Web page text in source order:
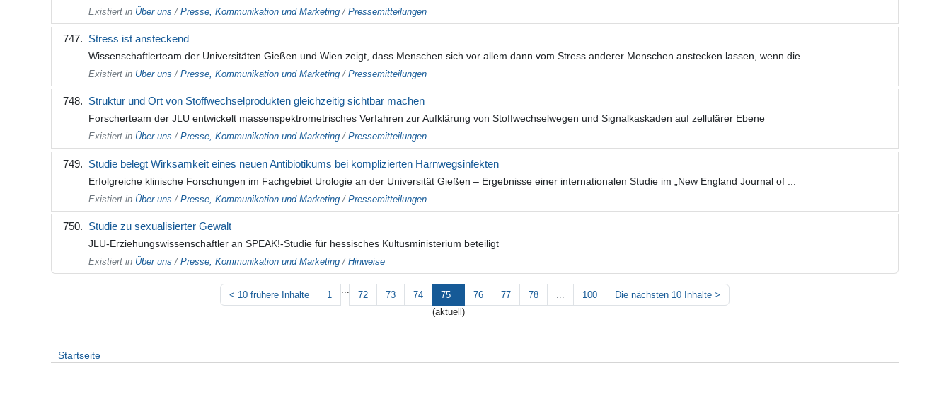
Existiert in Über uns / Presse, Kommunikation und Marketing / Pressemitteilungen
Stress ist ansteckend
Wissenschaftlerteam der Universitäten Gießen und Wien zeigt, dass Menschen sich vor allem dann vom Stress anderer Menschen anstecken lassen, wenn die ...
Existiert in Über uns / Presse, Kommunikation und Marketing / Pressemitteilungen
Struktur und Ort von Stoffwechselprodukten gleichzeitig sichtbar machen
Forscherteam der JLU entwickelt massenspektrometrisches Verfahren zur Aufklärung von Stoffwechselwegen und Signalkaskaden auf zellulärer Ebene
Existiert in Über uns / Presse, Kommunikation und Marketing / Pressemitteilungen
Studie belegt Wirksamkeit eines neuen Antibiotikums bei komplizierten Harnwegsinfekten
Erfolgreiche klinische Forschungen im Fachgebiet Urologie an der Universität Gießen – Ergebnisse einer internationalen Studie im „New England Journal of ...
Existiert in Über uns / Presse, Kommunikation und Marketing / Pressemitteilungen
Studie zu sexualisierter Gewalt
JLU-Erziehungswissenschaftler an SPEAK!-Studie für hessisches Kultusministerium beteiligt
Existiert in Über uns / Presse, Kommunikation und Marketing / Hinweise
< 10 frühere Inhalte 1 ... 72 73 74
75
(aktuell)
76 77 78 ... 100 Die nächsten 10 Inhalte >
Startseite